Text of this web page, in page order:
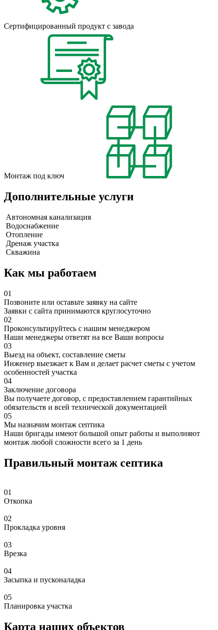
Сертифицированный продукт с завода
Монтаж под ключ
Дополнительные услуги
Автономная канализация
Водоснабжение
Отопление
Дренаж участка
Скважина
Как мы работаем
01
Позвоните или оставьте заявку на сайте
Заявки с сайта принимаются круглосуточно
02
Проконсультируйтесь с нашим менеджером
Наши менеджеры ответят на все Ваши вопросы
03
Выезд на объект, составление сметы
Инженер выезжает к Вам и делает расчет сметы с учетом
особенностей участка
04
Заключение договора
Вы получаете договор, с предоставлением гарантийных
обязательств и всей технической документацией
05
Мы назначим монтаж септика
Наши бригады имеют большой опыт работы и выполняют
монтаж любой сложности всего за 1 день
Правильный монтаж септика
01
Откопка
02
Прокладка уровня
03
Врезка
04
Засыпка и пусконаладка
05
Планировка участка
Карта наших объектов